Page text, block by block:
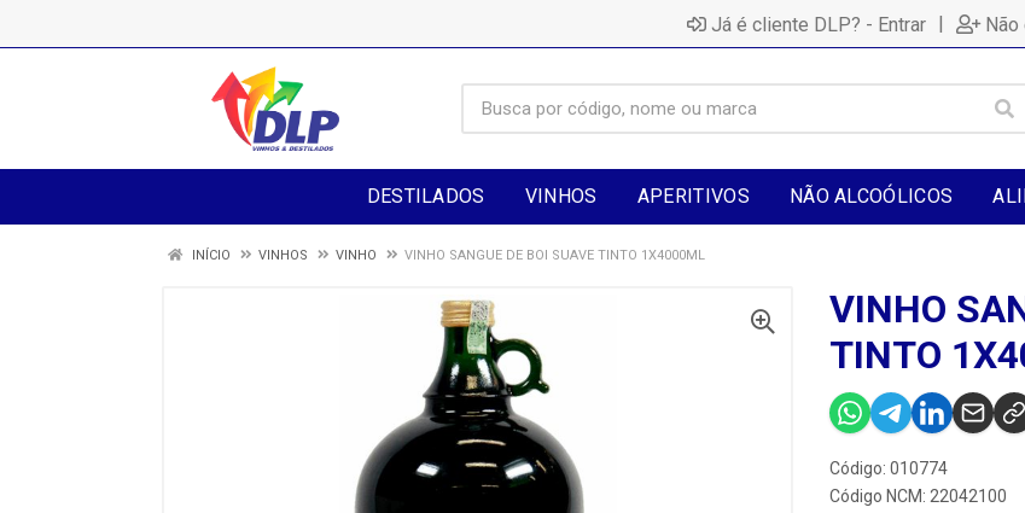
Já é cliente DLP? - Entrar | Não
DESTILADOS VINHOS APERITIVOS NÃO ALCOÓLICOS
INÍCIO VINHOS VINHO VINHO SANGUE DE BOI SUAVE TINTO 1X4000ML
VINHO
TINTO
Código: 010774
Código NCM: 22042100